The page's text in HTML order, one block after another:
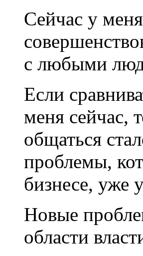
Сейчас у
с любыми
Если
меня сейчас,
общаться
проблемы,
бизнесе, уже
Новые
области